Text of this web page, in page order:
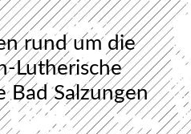
rund um die
Lutherische
Bad Salzungen